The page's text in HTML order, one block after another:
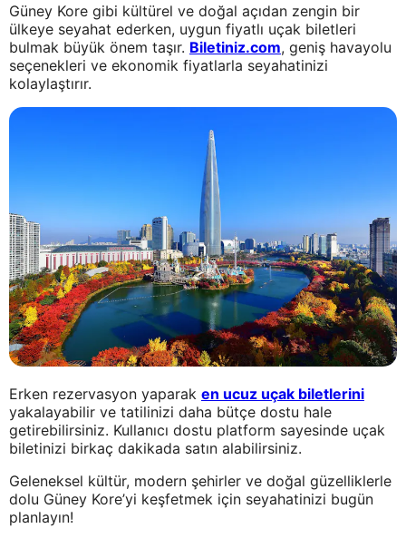
Güney Kore gibi kültürel ve doğal açıdan zengin bir
ülkeye seyahat ederken, uygun fiyatlı uçak biletleri
bulmak büyük önem taşır. Biletiniz.com, geniş havayolu
seçenekleri ve ekonomik fiyatlarla seyahatinizi
kolaylaştırır.
Erken rezervasyon yaparak en ucuz uçak biletlerini
yakalayabilir ve tatilinizi daha bütçe dostu hale
getirebilirsiniz. Kullanıcı dostu platform sayesinde uçak
biletinizi birkaç dakikada satın alabilirsiniz.
Geleneksel kültür, modern şehirler ve doğal güzelliklerle
dolu Güney Kore’yi keşfetmek için seyahatinizi bugün
planlayın!